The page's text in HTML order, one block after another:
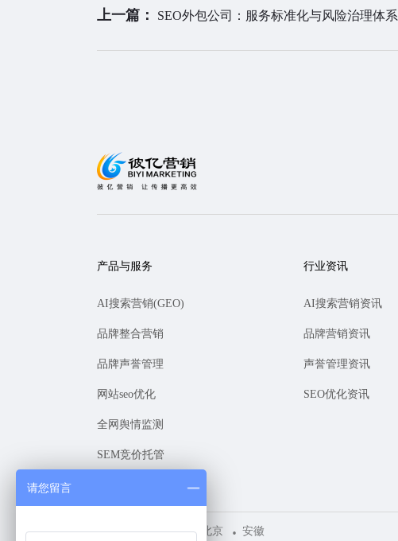
上一篇： SEO外包公司：服务标准化与风险治理体系
产品与服务
AI搜索营销(GEO)
品牌整合营销
品牌声誉管理
网站seo优化
全网舆情监测
SEM竞价托管
行业资讯
AI搜索营销资讯
品牌营销资讯
声誉管理资讯
SEO优化资讯
上海 深圳 北京 安徽
请您留言